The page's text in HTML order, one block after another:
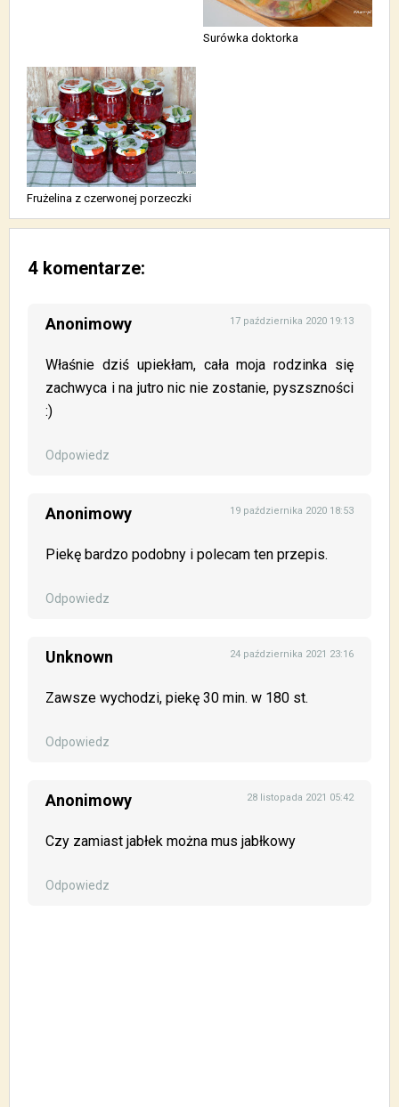
Surówka doktorka
Frużelina z czerwonej porzeczki
4 komentarze:
Anonimowy 17 października 2020 19:13
Właśnie dziś upiekłam, cała moja rodzinka się
zachwyca i na jutro nic nie zostanie, pyszszności
:)
Odpowiedz
Anonimowy 19 października 2020 18:53
Piekę bardzo podobny i polecam ten przepis.
Odpowiedz
Unknown 24 października 2021 23:16
Zawsze wychodzi, piekę 30 min. w 180 st.
Odpowiedz
Anonimowy 28 listopada 2021 05:42
Czy zamiast jabłek można mus jabłkowy
Odpowiedz